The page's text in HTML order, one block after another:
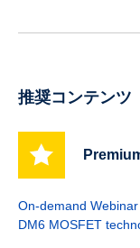
推奨コンテンツ
On-demand
DM6 MOSFET